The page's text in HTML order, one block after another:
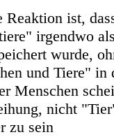
ist,
irgendwo
wurde,
und Tiere" in
Menschen
nicht
zu sein